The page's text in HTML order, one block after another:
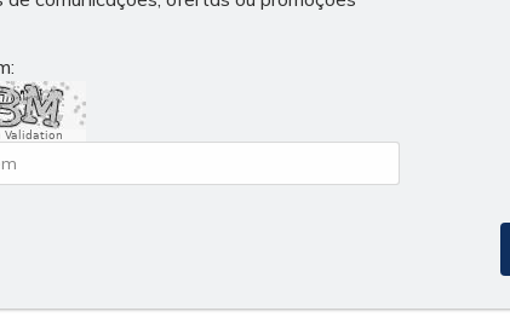
Validation